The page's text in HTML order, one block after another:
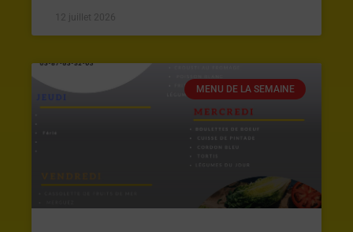
12 juillet 2026
MENU DE LA SEMAINE